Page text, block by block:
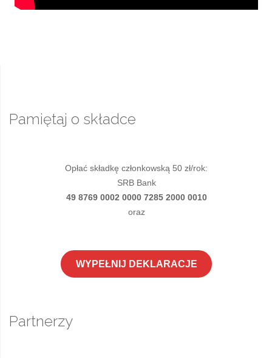
Pamiętaj o składce
Opłać składkę członkowską 50 zł/rok:
SRB Bank
49 8769 0002 0000 7285 2000 0010
oraz
WYPEŁNIJ DEKLARACJE
Partnerzy